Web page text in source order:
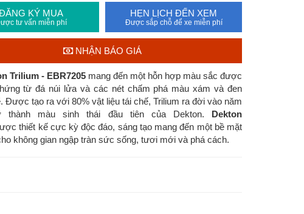
KÝ MUA
tư vấn miễn phí
HẸN LỊCH ĐẾN XEM
Được sắp chỗ để xe miễn phí
NHẬN BÁO GIÁ
Trilium - EBR7205mang đếnmột hỗn hợp màu sắc được
từ đá núi lửa và các nét chấm phá màu xám và đen
Được tạo ra với 80% vật liệu tái chế, Trilium ra đời vào năm
thành màu sinh thái đầu tiên của Dekton. Dekton
thiết kế cực kỳ độc đáo, sáng tạo mang đến một bề mặt
không gian ngập tràn sức sống, tươi mới và phá cách.